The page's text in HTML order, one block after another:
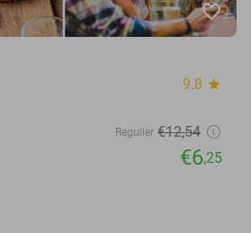
favorite_border
9.8 star
Regulier €12,54
€6,25